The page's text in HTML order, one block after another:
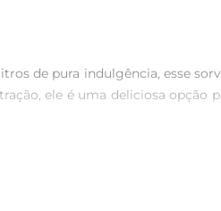
de pura indulgência, esse
ele é uma deliciosa opção